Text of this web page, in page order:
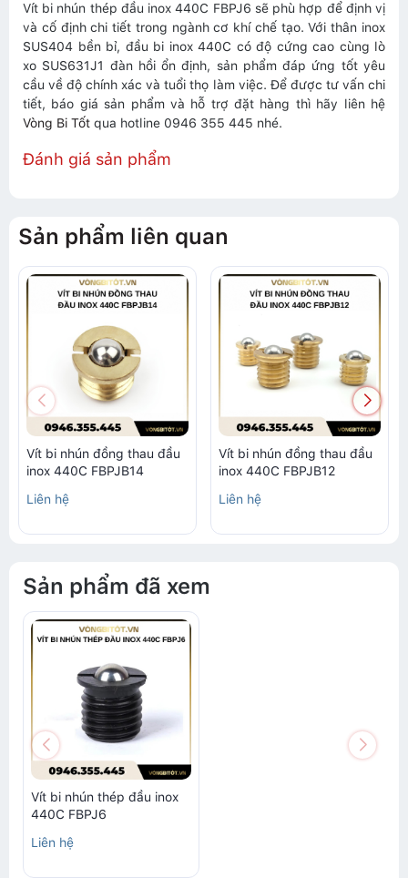
Vít bi nhún thép đầu inox 440C FBPJ6 sẽ phù hợp để định vị
và cố định chi tiết trong ngành cơ khí chế tạo. Với thân inox
SUS404 bền bỉ, đầu bi inox 440C có độ cứng cao cùng lò
xo SUS631J1 đàn hồi ổn định, sản phẩm đáp ứng tốt yêu
cầu về độ chính xác và tuổi thọ làm việc. Để được tư vấn chi
tiết, báo giá sản phẩm và hỗ trợ đặt hàng thì hãy liên hệ
Vòng Bi Tốt qua hotline 0946 355 445 nhé.
Đánh giá sản phẩm
Sản phẩm liên quan
Vít bi nhún đồng thau đầu
inox 440C FBPJB14
Liên hệ
Vít bi nhún đồng thau đầu
inox 440C FBPJB12
Liên hệ
Sản phẩm đã xem
Vít bi nhún thép đầu inox
440C FBPJ6
Liên hệ